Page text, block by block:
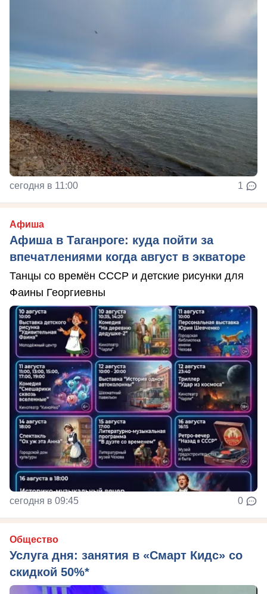
сегодня в 11:00 1
Афиша
Афиша в Таганроге: куда пойти за
впечатлениями когда август в экваторе
Танцы со времён СССР и детские рисунки для
Фаины Георгиевны
сегодня в 09:45 0
Общество
Услуга дня: занятия в «Смарт Кидс» со
скидкой 50%*